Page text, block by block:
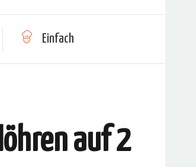
Einfach
auf 2